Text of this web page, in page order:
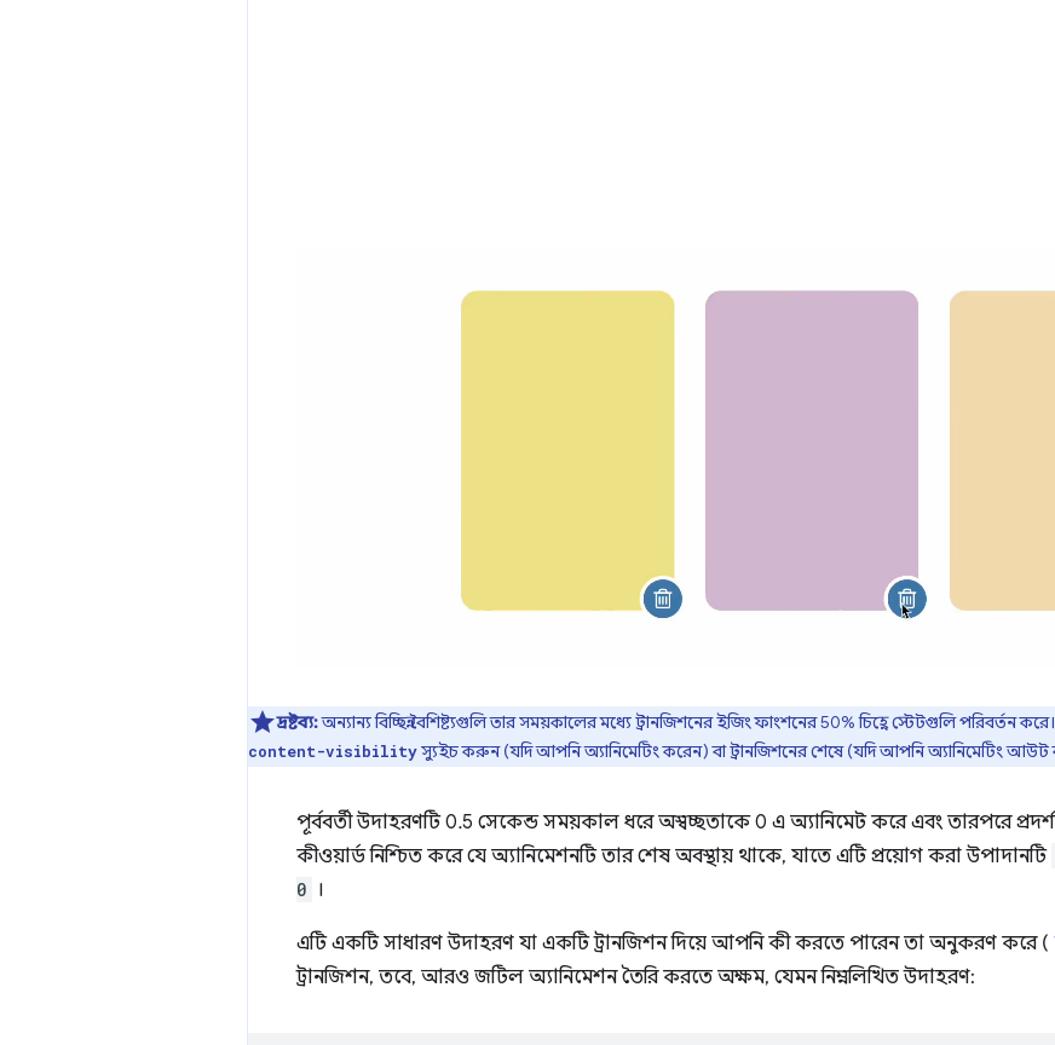
দ্রষ্টব্য:অন্যান্য বিচ্ছিন্ন বৈশিষ্ট্যগুলি তার সময়কালের মধ্যে ট্রানজিশনের ইজিং ফাংশনের 50% চিহ্নে স্টেটগুলি পরিবর্তন
content-visibilityস্যুইচ করুন (যদি আপনি অ্যানিমেটিং করেন) বা ট্রানজিশনের শেষে (যদি আপনি অ্যানিমেটিং আউট
পূর্ববর্তী উদাহরণটি 0.5 সেকেন্ড সময়কাল ধরে অস্বচ্ছতাকে 0 এ অ্যানিমেট করে এবং তারপরে
কীওয়ার্ড নিশ্চিত করে যে অ্যানিমেশনটি তার শেষ অবস্থায় থাকে, যাতে এটি প্রয়োগ করা উপাদানটি
0 ।
এটি একটি সাধারণ উদাহরণ যা একটি ট্রানজিশন দিয়ে আপনি কী করতে পারেন তা অনুকরণ করে (
ট্রানজিশন, তবে, আরও জটিল অ্যানিমেশন তৈরি করতে অক্ষম, যেমন নিম্নলিখিত উদাহরণ: